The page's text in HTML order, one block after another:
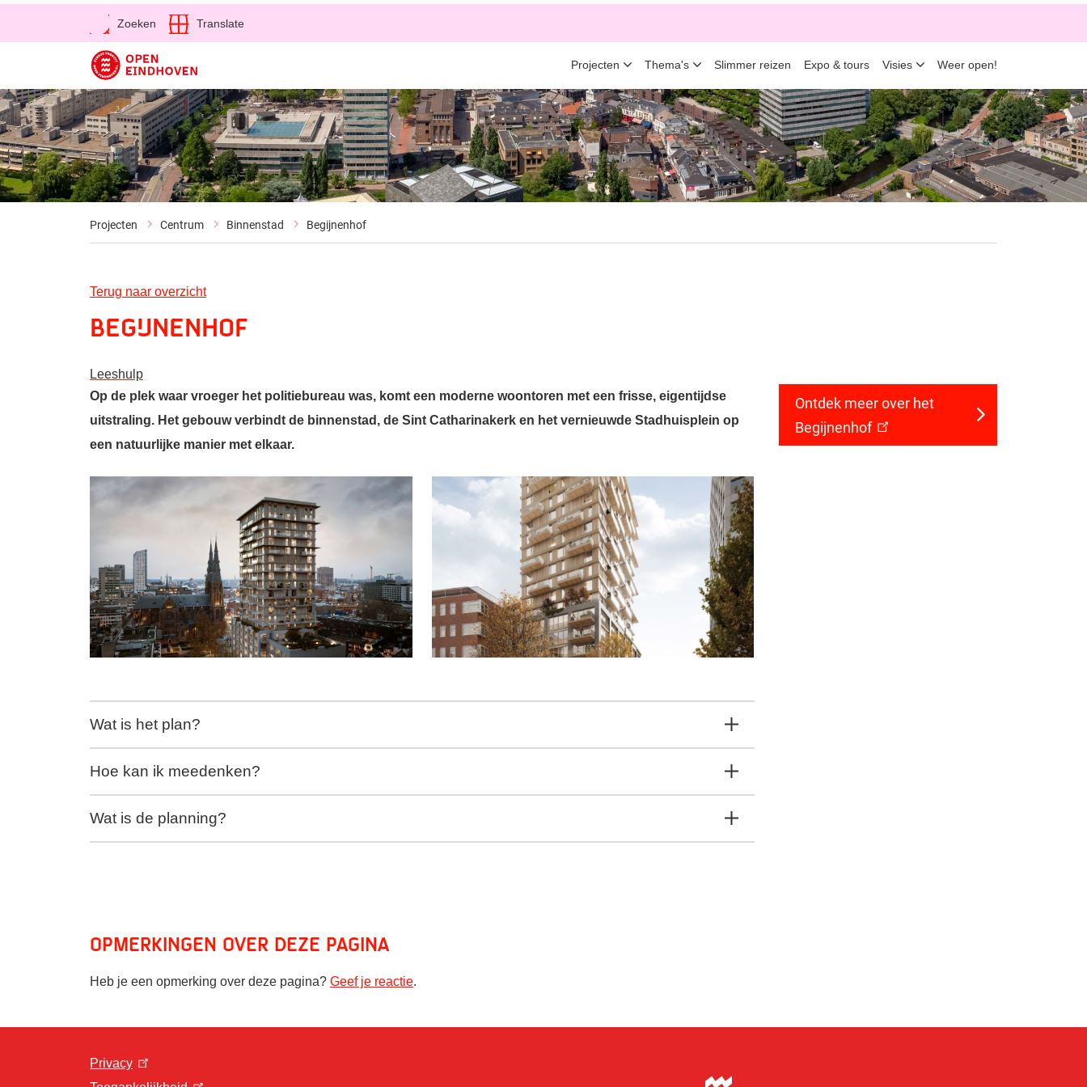
Direct naar de inhoud
Open
Zoeken Translate
Projecten Thema's Slimmer reizen Expo & tours Visies Weer open!
Projecten Centrum Binnenstad Begijnenhof
Terug naar overzicht
Begijnenhof
Leeshulp
Ontdek meer over het
Begijnenhof
Op de plek waar vroeger het politiebureau was, komt een moderne woontoren met een frisse, eigentijdse
uitstraling. Het gebouw verbindt de binnenstad, de Sint Catharinakerk en het vernieuwde Stadhuisplein op
een natuurlijke manier met elkaar.
Wat is het plan?
Hoe kan ik meedenken?
Wat is de planning?
Opmerkingen over deze pagina
Heb je een opmerking over deze pagina? Geef je reactie.
Privacy